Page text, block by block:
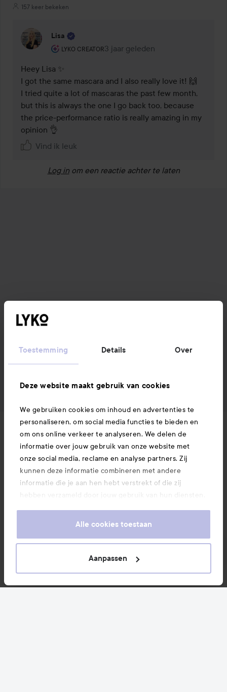
Toestemming Details Over
Deze website maakt gebruik van cookies
We gebruiken cookies om inhoud en advertenties te
personaliseren, om social media functies te bieden en
om ons online verkeer te analyseren. We delen de
informatie over jouw gebruik van onze website met
onze social media, reclame en analyse partners. Zij
kunnen deze informatie combineren met andere
informatie die je aan hen hebt verstrekt of die zij
hebben verzameld door jouw gebruik van hun diensten.
website te blijven gebruiken. Voor meer informatie over
je graag door naar ons cookiebeleid.
Alle cookies toestaan
Aanpassen
157 keer bekeken
Lisa
LYKO CREATOR
De rol van de gebruiker: Lyko Creator.
3 jaar geleden
Reactie geladen 3 jaar geleden
Heey Lisa ✨
I got the same mascara and I also really love it! 🙌
I tried quite a lot of mascaras the past few month,
but this is always the one I go back too, because
the price-performance ratio is really amazing in my
opinion 👌
Vind ik leuk
Log in om een reactie achter te laten
Nieuws en aanbiedingen
Volg ons
Informatie
Ook interessant